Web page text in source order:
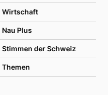
Wirtschaft
Nau Plus
Stimmen der Schweiz
Themen